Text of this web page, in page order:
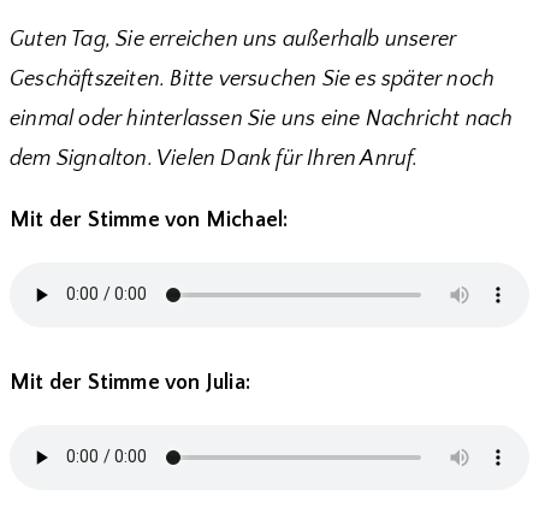
Guten Tag, Sie erreichen uns außerhalb unserer
Geschäftszeiten. Bitte versuchen Sie es später noch
einmal oder hinterlassen Sie uns eine Nachricht nach
dem Signalton. Vielen Dank für Ihren Anruf.
Mit der Stimme von Michael:
Mit der Stimme von Julia: